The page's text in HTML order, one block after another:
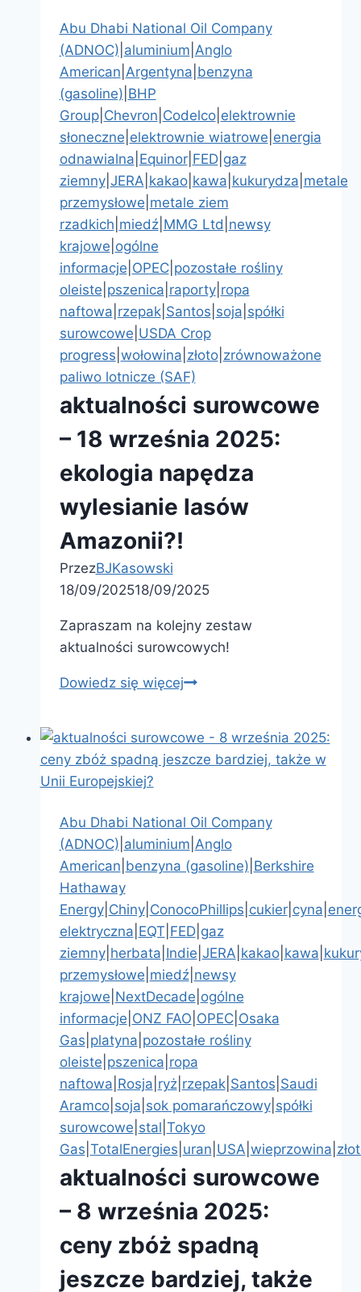
wciągnąć
USA
🇺🇸
do
konfliktu!
aktualności
surowcowe
19
lutego
Abu Dhabi National Oil Company
(ADNOC) aluminium Anglo
American Argentyna benzyna
(gasoline) BHP
Group| Chevron Codelco| elektrownie
słoneczne elektrownie wiatrowe energia
odnawialna Equinor| FED| gaz
ziemny| JERA kakao| kawa kukurydza metale
przemysłowe metale ziem
rzadkich miedź| MMG Ltd newsy
krajowe ogólne
informacje OPEC| pozostałe rośliny
oleiste pszenica raporty| ropa
naftowa rzepak| Santos soja spółki
surowcowe USDA Crop
progress wołowina złoto| zrównoważone
paliwo lotnicze (SAF)
aktualności surowcowe
– 18 września 2025:
ekologia napędza
wylesianie lasów
Amazonii?!
PrzezBJKasowski
18/09/202518/09/2025
Zapraszam na kolejny zestaw
aktualności surowcowych!
Dowiedz się więcejaktualności
18
września
ekologia
napędza
wylesianie
lasów
Amazonii?!
Abu Dhabi National Oil Company
(ADNOC) aluminium Anglo
American benzyna (gasoline) Berkshire
Hathaway
Energy| Chiny| ConocoPhillips cukier| cyna
elektryczna EQT FED| gaz
ziemny| herbata Indie JERA kakao| kawa
przemysłowe miedź| newsy
krajowe NextDecade ogólne
informacje ONZ FAO OPEC| Osaka
Gas platyna pozostałe rośliny
oleiste pszenica ropa
naftowa Rosja ryż| rzepak| Santos Saudi
Aramco| soja sok pomarańczowy| spółki
surowcowe stal Tokyo
Gas TotalEnergies uran USA wieprzowina
aktualności surowcowe
– 8 września 2025:
ceny zbóż spadną
jeszcze bardziej, także